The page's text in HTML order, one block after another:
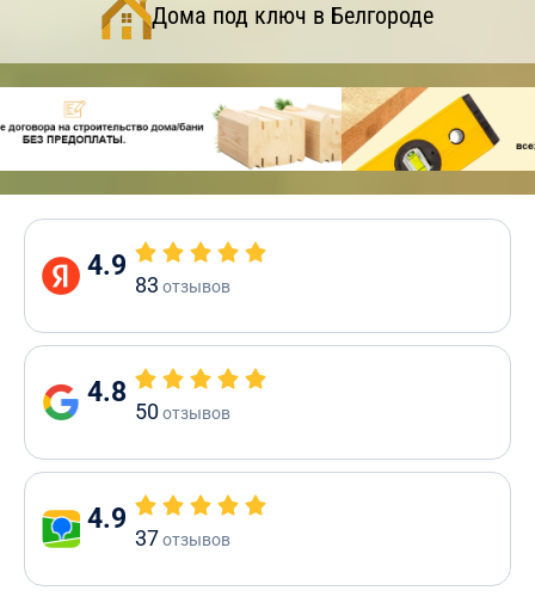
Дома под ключ в Белгороде
4.9
83 отзывов
4.8
50отзывов
4.9
37отзывов